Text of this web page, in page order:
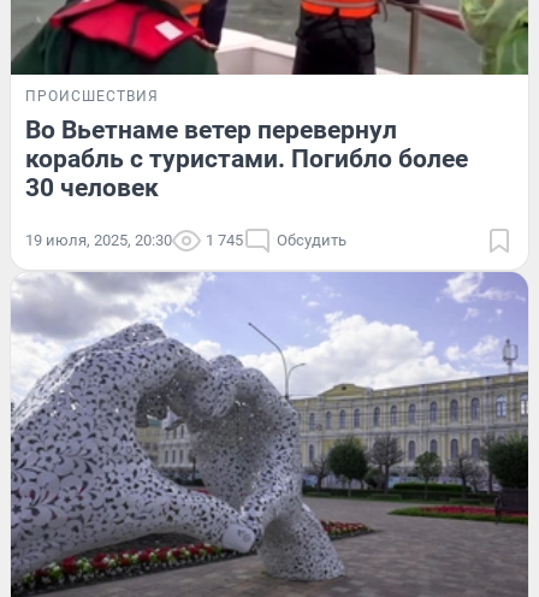
ПРОИСШЕСТВИЯ
Во Вьетнаме ветер перевернул
корабль с туристами. Погибло более
30 человек
19 июля, 2025, 20:30 1 745 Обсудить